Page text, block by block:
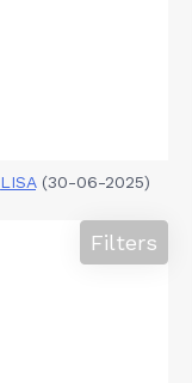
LISA(30-06-2025)
Filters